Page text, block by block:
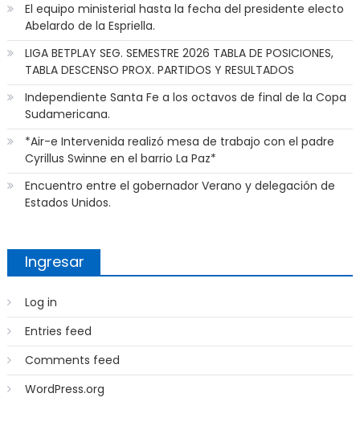
El equipo ministerial hasta la fecha del presidente electo
Abelardo de la Espriella.
LIGA BETPLAY SEG. SEMESTRE 2026 TABLA DE POSICIONES,
TABLA DESCENSO PROX. PARTIDOS Y RESULTADOS
Independiente Santa Fe a los octavos de final de la Copa
Sudamericana.
*Air-e Intervenida realizó mesa de trabajo con el padre
Cyrillus Swinne en el barrio La Paz*
Encuentro entre el gobernador Verano y delegación de
Estados Unidos.
Ingresar
Log in
Entries feed
Comments feed
WordPress.org